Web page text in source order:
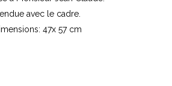
avec le cadre.
47x 57 cm